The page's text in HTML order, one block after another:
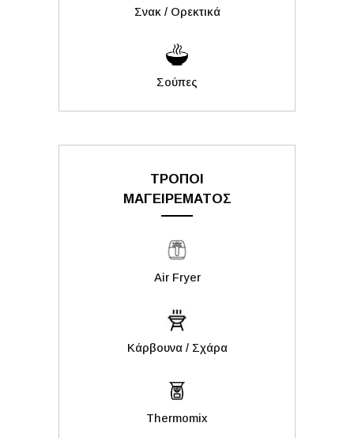
Σνακ / Ορεκτικά
Σούπες
ΤΡΟΠΟΙ
ΜΑΓΕΙΡΕΜΑΤΟΣ
Air Fryer
Kάρβουνα / Σχάρα
Thermomix